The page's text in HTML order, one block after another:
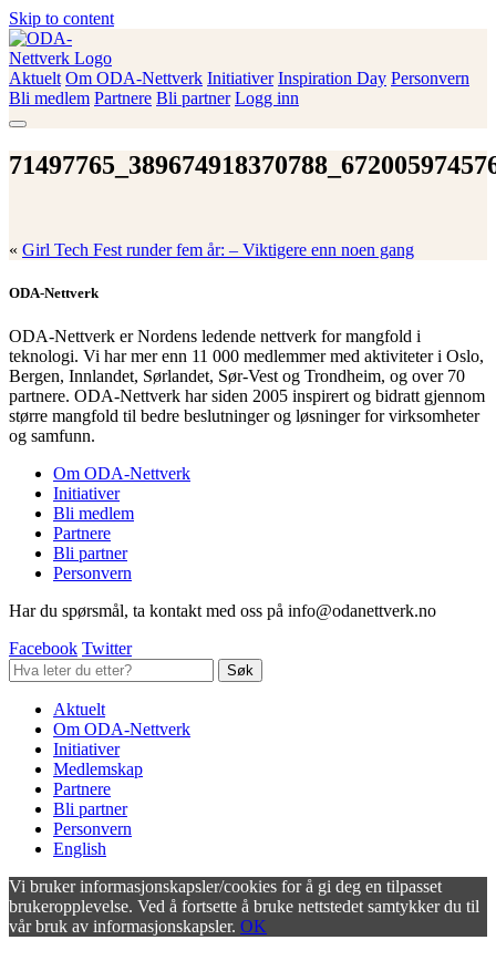
Skip to content
ODA-Nettverk
Aktuelt Om ODA-Nettverk Initiativer Inspiration Day Personvern
Bli medlem Partnere Bli partner Logg inn
« Girl Tech Fest runder fem år: – Viktigere enn noen gang
ODA-Nettverk
ODA-Nettverk er Nordens ledende nettverk for mangfold i
teknologi. Vi har mer enn 11 000 medlemmer med aktiviteter i Oslo,
Bergen, Innlandet, Sørlandet, Sør-Vest og Trondheim, og over 70
partnere. ODA-Nettverk har siden 2005 inspirert og bidratt gjennom
større mangfold til bedre beslutninger og løsninger for virksomheter
og samfunn.
Om ODA-Nettverk
Initiativer
Bli medlem
Partnere
Bli partner
Personvern
Har du spørsmål, ta kontakt med oss på info@odanettverk.no
Facebook Twitter
Aktuelt
Om ODA-Nettverk
Initiativer
Medlemskap
Partnere
Bli partner
Personvern
English
Vi bruker informasjonskapsler/cookies for å gi deg en tilpasset
brukeropplevelse. Ved å fortsette å bruke nettstedet samtykker du til
vår bruk av informasjonskapsler. OK